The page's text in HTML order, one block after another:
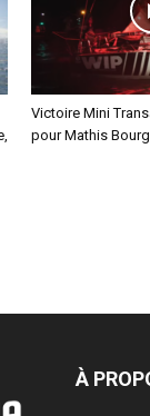
Victoire Mini
pour Mathis
À